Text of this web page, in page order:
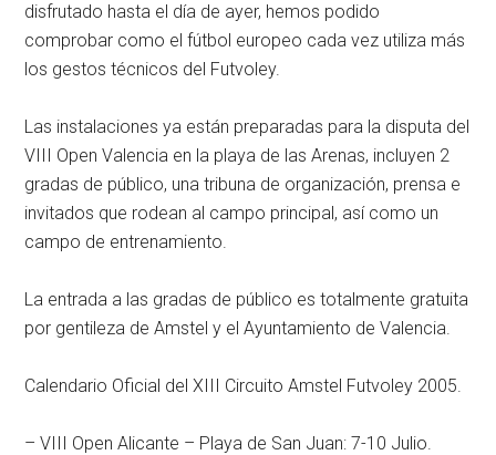
disfrutado hasta el día de ayer, hemos podido
comprobar como el fútbol europeo cada vez utiliza más
los gestos técnicos del Futvoley.
Las instalaciones ya están preparadas para la disputa del
VIII Open Valencia en la playa de las Arenas, incluyen 2
gradas de público, una tribuna de organización, prensa e
invitados que rodean al campo principal, así como un
campo de entrenamiento.
La entrada a las gradas de público es totalmente gratuita
por gentileza de Amstel y el Ayuntamiento de Valencia.
Calendario Oficial del XIII Circuito Amstel Futvoley 2005.
– VIII Open Alicante – Playa de San Juan: 7-10 Julio.